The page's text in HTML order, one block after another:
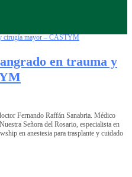
en trauma y
Fernando Raffán Sanabria. Médico
Señora del Rosario, especialista en
en anestesia para trasplante y cuidado